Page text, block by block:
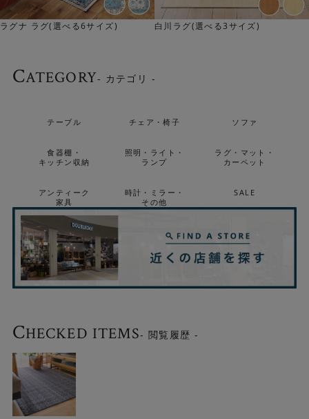
ーシックカラーのラグです。
白川ラグ(選べる3サイズ) 由良 ラグ（選べる3サイズ）
CATEGORY- カテゴリ -
テーブル チェア・椅子 ソファ
食器棚・
キッチン収納
照明・ライト・
ランプ
ラグ・マット・
カーペット
アンティーク
家具
時計・ミラー・
その他
SALE
CHECKED ITEMS- 閲覧履歴 -